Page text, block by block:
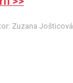
Zuzana Jošticová